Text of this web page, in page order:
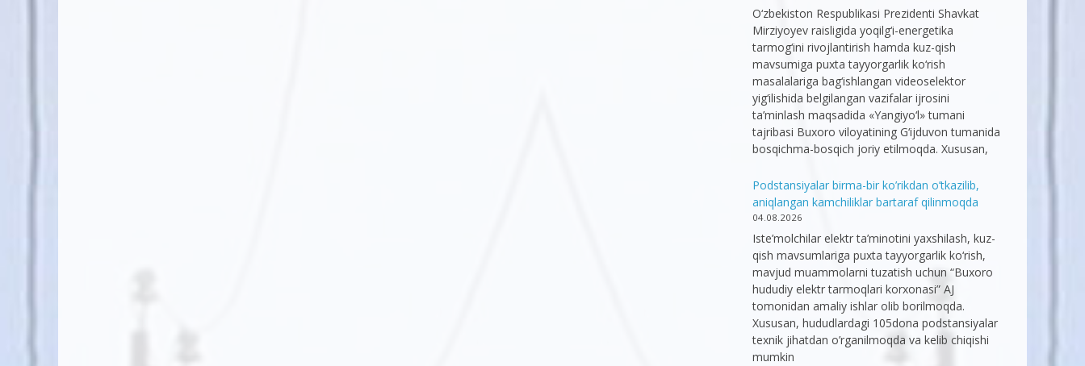
O‘zbekiston Respublikasi Prezidenti Shavkat
Mirziyoyev raisligida yoqilg‘i-energetika
tarmog‘ini rivojlantirish hamda kuz-qish
mavsumiga puxta tayyorgarlik ko‘rish
masalalariga bag‘ishlangan videoselektor
yig‘ilishida belgilangan vazifalar ijrosini
ta’minlash maqsadida «Yangiyo‘l» tumani
tajribasi Buxoro viloyatining G‘ijduvon tumanida
bosqichma-bosqich joriy etilmoqda. Xususan,
Podstansiyalar birma-bir ko’rikdan o’tkazilib,
aniqlangan kamchiliklar bartaraf qilinmoqda
04.08.2026
Iste’molchilar elektr ta’minotini yaxshilash, kuz-
qish mavsumlariga puxta tayyorgarlik ko‘rish,
mavjud muammolarni tuzatish uchun “Buxoro
hududiy elektr tarmoqlari korxonasi” AJ
tomonidan amaliy ishlar olib borilmoqda.
Xususan, hududlardagi 105dona podstansiyalar
texnik jihatdan o’rganilmoqda va kelib chiqishi
mumkin